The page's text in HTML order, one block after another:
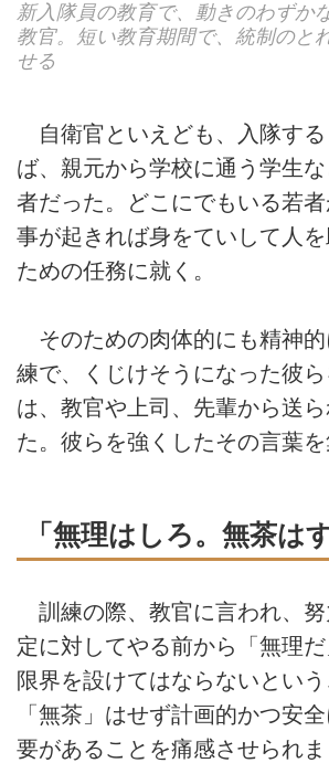
新入隊員の教育で、動きのわずか
教官。短い教育期間で、統制のと
せる
自衛官といえども、入隊する
ば、親元から学校に通う学生
者だった。どこにでもいる若
事が起きれば身をていして人
ための任務に就く。
そのための肉体的にも精神的
練で、くじけそうになった彼
は、教官や上司、先輩から送ら
た。彼らを強くしたその言葉を
「無理はしろ。無茶は
訓練の際、教官に言われ、努
定に対してやる前から「無理
限界を設けてはならないとい
「無茶」はせず計画的かつ安
要があることを痛感させられ